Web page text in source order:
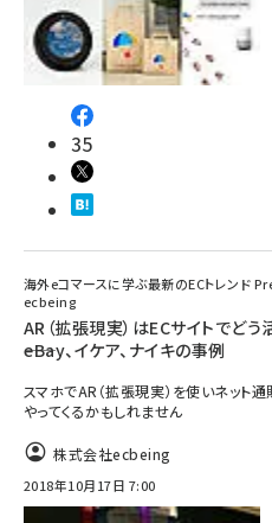
35
海外eコマースに学ぶ最新のECトレンド
ecbeing
AR（拡張現実）はECサイトでどう
――eBay、イケア、ナイキの事例
スマホでAR（拡張現実）を使いネット
やってくるかもしれません
株式会社ecbeing
2018年10月17日 7:00